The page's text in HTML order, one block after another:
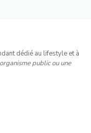
dédié au lifestyle et à
public ou une